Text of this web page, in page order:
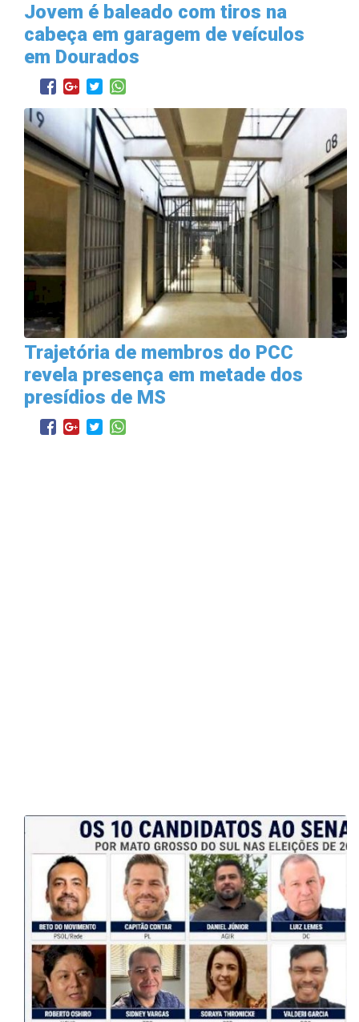
Jovem é baleado com tiros na
cabeça em garagem de veículos
em Dourados
Trajetória de membros do PCC
revela presença em metade dos
presídios de MS